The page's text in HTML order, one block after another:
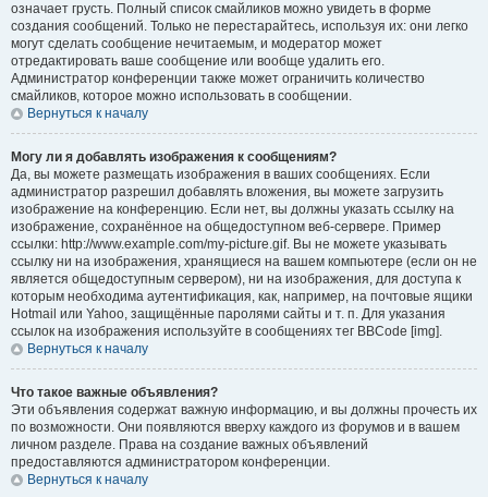
означает грусть. Полный список смайликов можно увидеть в форме
создания сообщений. Только не перестарайтесь, используя их: они легко
могут сделать сообщение нечитаемым, и модератор может
отредактировать ваше сообщение или вообще удалить его.
Администратор конференции также может ограничить количество
смайликов, которое можно использовать в сообщении.
Вернуться к началу
Могу ли я добавлять изображения к сообщениям?
Да, вы можете размещать изображения в ваших сообщениях. Если
администратор разрешил добавлять вложения, вы можете загрузить
изображение на конференцию. Если нет, вы должны указать ссылку на
изображение, сохранённое на общедоступном веб-сервере. Пример
ссылки: http://www.example.com/my-picture.gif. Вы не можете указывать
ссылку ни на изображения, хранящиеся на вашем компьютере (если он не
является общедоступным сервером), ни на изображения, для доступа к
которым необходима аутентификация, как, например, на почтовые ящики
Hotmail или Yahoo, защищённые паролями сайты и т. п. Для указания
ссылок на изображения используйте в сообщениях тег BBCode [img].
Вернуться к началу
Что такое важные объявления?
Эти объявления содержат важную информацию, и вы должны прочесть их
по возможности. Они появляются вверху каждого из форумов и в вашем
личном разделе. Права на создание важных объявлений
предоставляются администратором конференции.
Вернуться к началу